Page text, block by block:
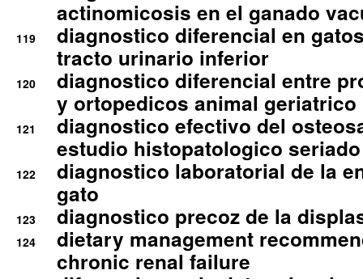
actinomicosis en el ganado
119
diagnostico diferencial en
tracto urinario inferior
120
diagnostico diferencial entre
y ortopedicos animal geriatrico
121
diagnostico efectivo del
estudio histopatologico seriado
122
diagnostico laboratorial de la
gato
123 diagnostico precoz de la
124
dietary management
chronic renal failure